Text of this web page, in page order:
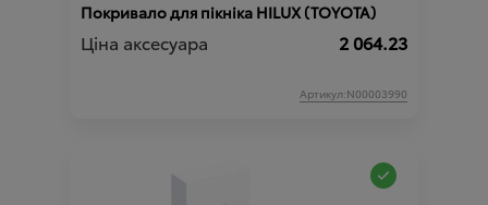
Покривало для пікніка HILUX (TOYOTA)
Ціна аксесуара 2 064.23
Артикул:N00003990